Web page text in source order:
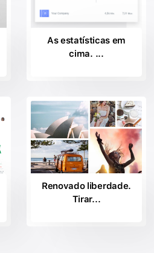
As estatísticas em
cima. ...
Renovado liberdade.
Tirar...